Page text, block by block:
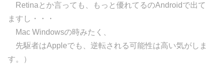
Retinaとか言っても、もっと優れてるのAndroidで出て
ますし・・・
Mac Windowsの時みたく、
先駆者はAppleでも、逆転される可能性は高い気がしま
す。）